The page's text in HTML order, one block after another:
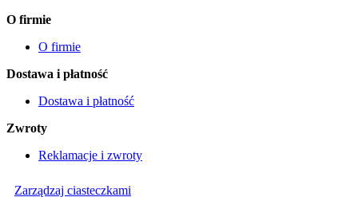
O firmie
O firmie
Dostawa i płatność
Dostawa i płatność
Zwroty
Reklamacje i zwroty
Zarządzaj ciasteczkami